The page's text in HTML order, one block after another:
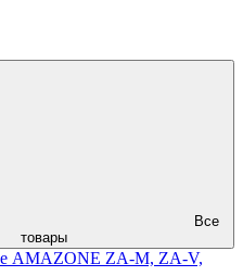
Все
товары
AMAZONE ZA-M, ZA-V,